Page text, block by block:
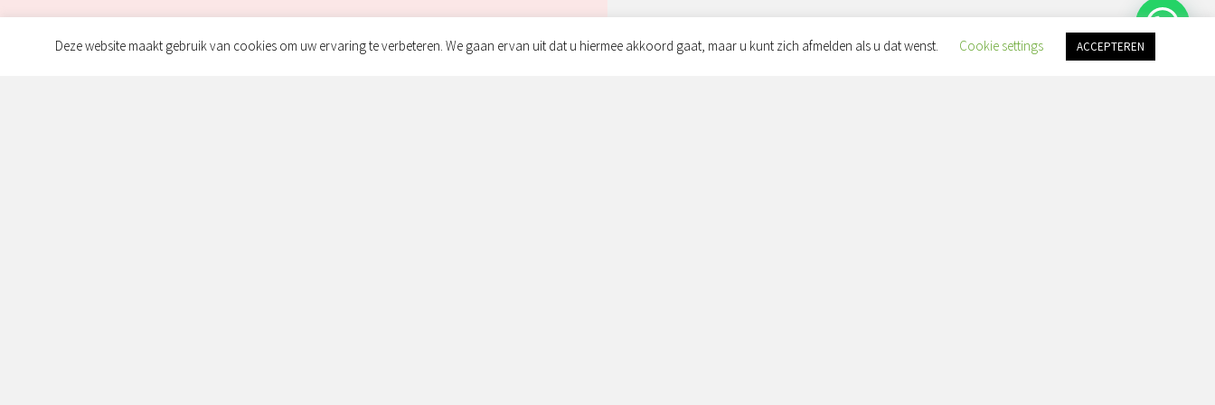
Deze website maakt gebruik van cookies om uw ervaring te verbeteren. We gaan ervan uit dat u hiermee akkoord gaat, maar u kunt zich afmelden als u dat wenst. Cookie settings ACCEPTEREN